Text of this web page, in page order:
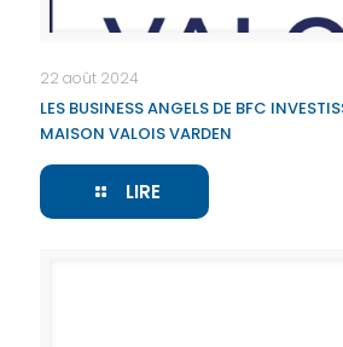
22 août 2024
LES BUSINESS ANGELS DE BFC
MAISON VALOIS VARDEN
LIRE